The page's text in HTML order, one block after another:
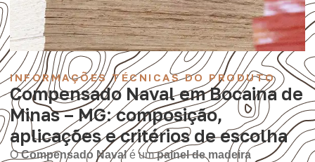
INFORMAÇÕES TÉCNICAS DO PRODUTO
Compensado Naval em Bocaina de
Minas – MG: composição,
aplicações e critérios de escolha
OCompensado Navalé umpainel de madeira